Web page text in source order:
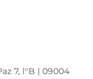
7, l°B | 09004